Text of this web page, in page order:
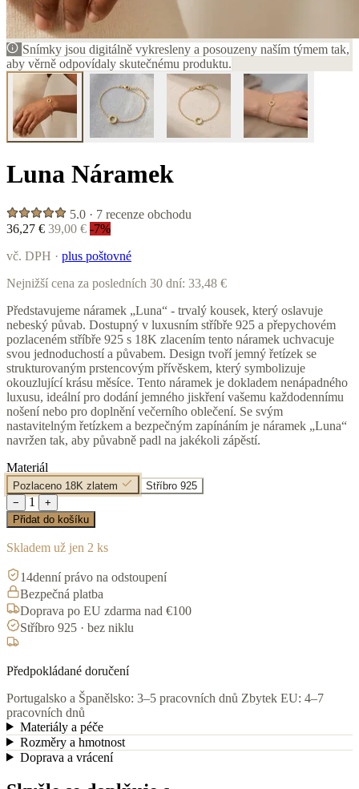
Snímky jsou digitálně vykresleny a posouzeny naším týmem tak,
aby věrně odpovídaly skutečnému produktu.
Luna Náramek
5.0 · 7 recenze obchodu
36,27 € 39,00 € -7%
vč. DPH · plus poštovné
Nejnižší cena za posledních 30 dní: 33,48 €
Představujeme náramek „Luna“ - trvalý kousek, který oslavuje
nebeský půvab. Dostupný v luxusním stříbře 925 a přepychovém
pozlaceném stříbře 925 s 18K zlacením tento náramek uchvacuje
svou jednoduchostí a půvabem. Design tvoří jemný řetízek se
strukturovaným prstencovým přívěskem, který symbolizuje
okouzlující krásu měsíce. Tento náramek je dokladem nenápadného
luxusu, ideální pro dodání jemného jiskření vašemu každodennímu
nošení nebo pro doplnění večerního oblečení. Se svým
nastavitelným řetízkem a bezpečným zapínáním je náramek „Luna“
navržen tak, aby půvabně padl na jakékoli zápěstí.
Materiál
Pozlaceno 18K zlatem
Stříbro 925
−
1
+
Přidat do košíku
Skladem už jen 2 ks
14denní právo na odstoupení
Bezpečná platba
Doprava po EU zdarma nad €100
Stříbro 925 · bez niklu
Předpokládané doručení
Portugalsko a Španělsko: 3–5 pracovních dnů Zbytek EU: 4–7
pracovních dnů
Materiály a péče
Rozměry a hmotnost
Doprava a vrácení